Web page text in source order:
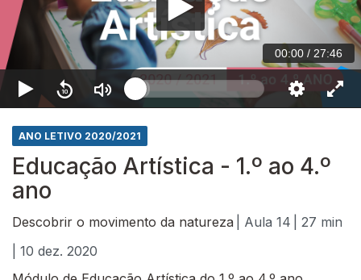
00:00 / 27:46
ANO LETIVO 2020/2021
Educação Artística - 1.º ao 4.º
ano
Descobrir o movimento da natureza | Aula 14
| 27 min
| 10 dez. 2020